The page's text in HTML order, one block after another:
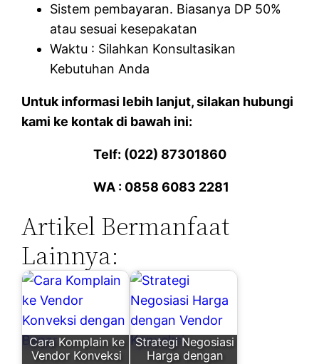
Sistem pembayaran. Biasanya DP 50%
atau sesuai kesepakatan
Waktu : Silahkan Konsultasikan
Kebutuhan Anda
Untuk informasi lebih lanjut, silakan hubungi
kami ke kontak di bawah ini:
Telf: (022) 87301860
WA : 0858 6083 2281
Artikel Bermanfaat
Lainnya:
Cara Komplain ke
Vendor Konveksi
Strategi Negosiasi
Harga dengan